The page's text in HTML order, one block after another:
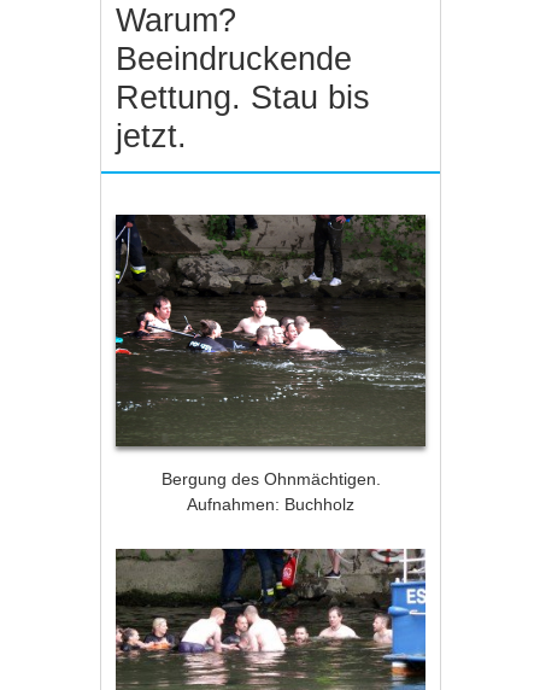
Warum?
Beeindruckende
Rettung. Stau bis
jetzt.
Bergung des Ohnmächtigen.
Aufnahmen: Buchholz